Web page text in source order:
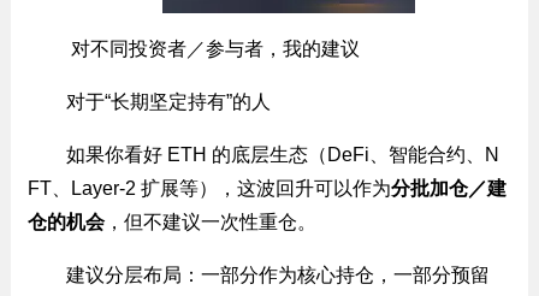
对不同投资者／参与者，我的建议
对于“长期坚定持有”的人
如果你看好 ETH 的底层生态（DeFi、智能合约、N
FT、Layer-2 扩展等），这波回升可以作为分批加仓／建
仓的机会，但不建议一次性重仓。
建议分层布局：一部分作为核心持仓，一部分预留